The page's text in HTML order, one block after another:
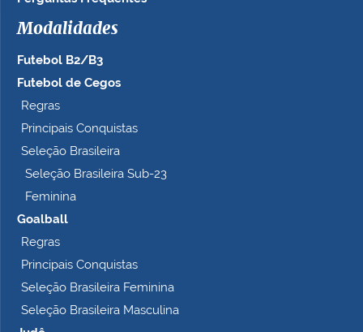
Modalidades
Futebol B2/B3
Futebol de Cegos
Regras
Principais Conquistas
Seleção Brasileira
Seleção Brasileira Sub-23
Feminina
Goalball
Regras
Principais Conquistas
Seleção Brasileira Feminina
Seleção Brasileira Masculina